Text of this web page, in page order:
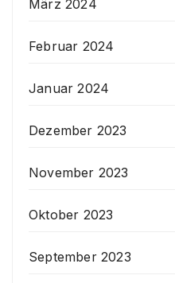
März 2024
Februar 2024
Januar 2024
Dezember 2023
November 2023
Oktober 2023
September 2023